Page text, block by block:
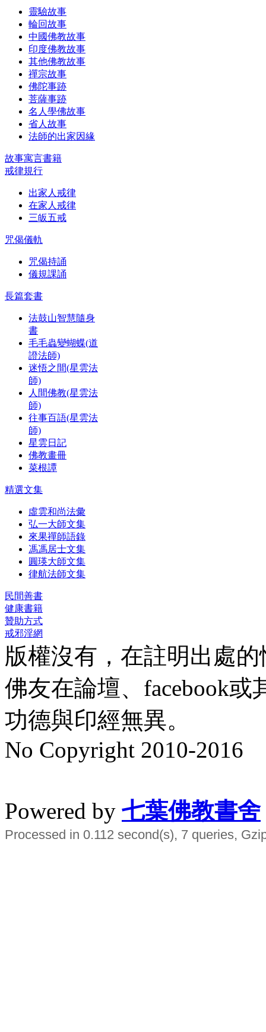
靈驗故事
輪回故事
中國佛教故事
印度佛教故事
其他佛教故事
禪宗故事
佛陀事跡
菩薩事跡
名人學佛故事
省人故事
法師的出家因緣
故事寓言書籍
戒律規行
出家人戒律
在家人戒律
三皈五戒
咒偈儀軌
咒偈持誦
儀規課誦
長篇套書
法鼓山智慧隨身
書
毛毛蟲變蝴蝶(道
證法師)
迷悟之間(星雲法
師)
人間佛教(星雲法
師)
往事百語(星雲法
師)
星雲日記
佛教畫冊
菜根譚
精選文集
虛雲和尚法彙
弘一大師文集
來果禪師語錄
馮馮居士文集
圓瑛大師文集
律航法師文集
民間善書
健康書籍
贊助方式
戒邪淫網
版權沒有，在註明出處
佛友在論壇、facebook
功德與印經無異。
No Copyright 2010-2016
Powered by 七葉佛教書舍
Processed in 0.112 second(s), 7 queries,